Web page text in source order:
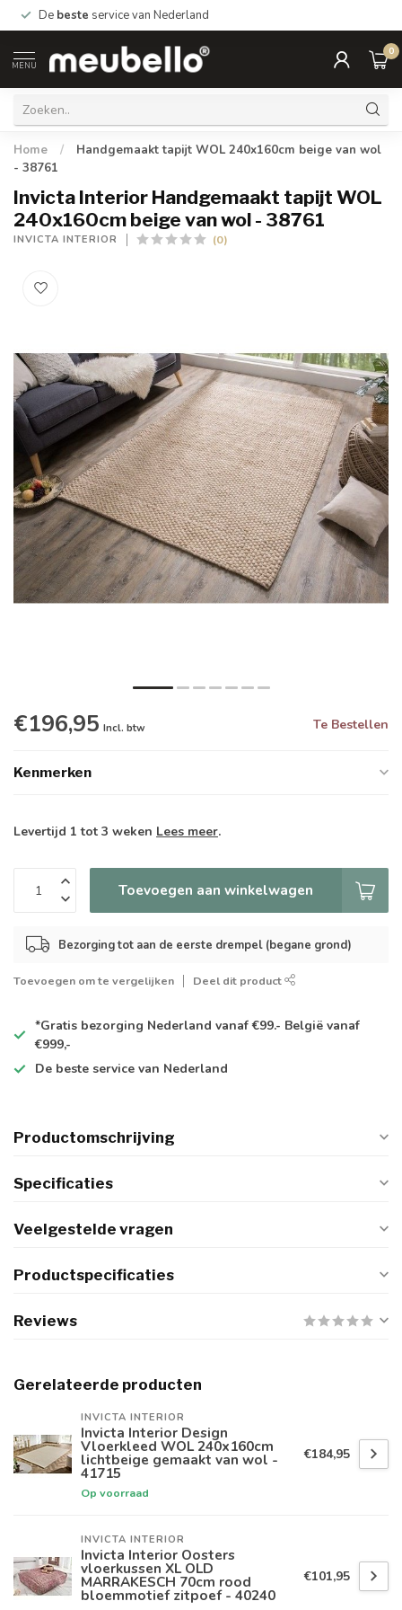
De beste service van Nederland
MENU
0
Home /
Handgemaakt tapijt WOL 240x160cm beige van wol
- 38761
Invicta Interior Handgemaakt tapijt WOL
240x160cm beige van wol - 38761
INVICTA INTERIOR (0)
€196,95 Incl. btw Te Bestellen
Kenmerken
Levertijd 1 tot 3 weken Lees meer.
Toevoegen aan winkelwagen
Bezorging tot aan de eerste drempel (begane grond)
Toevoegen om te vergelijken Deel dit product
*Gratis bezorging Nederland vanaf €99.- België vanaf
€999,-
De beste service van Nederland
Productomschrijving
Specificaties
Veelgestelde vragen
Productspecificaties
Reviews
Gerelateerde producten
INVICTA INTERIOR
Invicta Interior Design
Vloerkleed WOL 240x160cm
lichtbeige gemaakt van wol -
41715
Op voorraad
€184,95
INVICTA INTERIOR
Invicta Interior Oosters
vloerkussen XL OLD
MARRAKESCH 70cm rood
bloemmotief zitpoef - 40240
€101,95